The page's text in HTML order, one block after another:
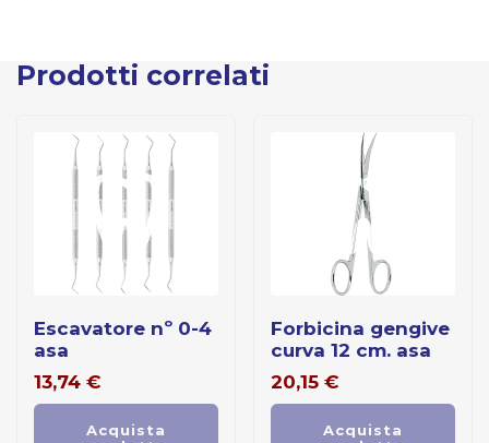
Prodotti correlati
escavatore nº 0-4
asa
13,74 €
Acquista
forbicina gengive
curva 12 cm. asa
20,15 €
Acquista